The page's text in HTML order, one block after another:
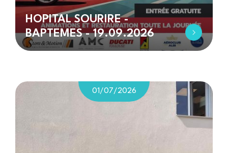
HOPITAL SOURIRE -
BAPTEMES - 19.09.2026
01/07/2026